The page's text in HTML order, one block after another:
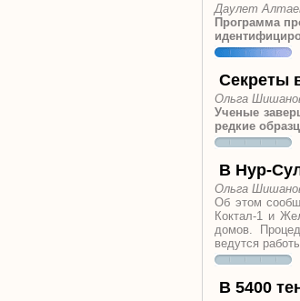
Даулет
Программа
Секреты
Ольга
Ученые
редкие
В Нур-
Ольга
Об этом
Коктал-1 и
домов.
ведутся
В 5400